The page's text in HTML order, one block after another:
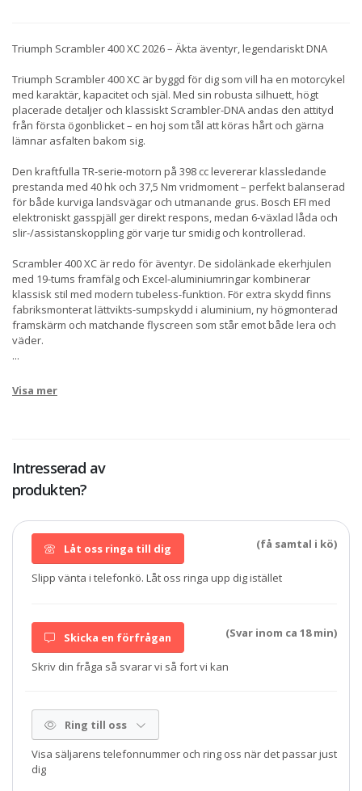
Triumph Scrambler 400 XC 2026 – Äkta äventyr, legendariskt DNA
Triumph Scrambler 400 XC är byggd för dig som vill ha en motorcykel
med karaktär, kapacitet och själ. Med sin robusta silhuett, högt
placerade detaljer och klassiskt Scrambler-DNA andas den attityd
från första ögonblicket – en hoj som tål att köras hårt och gärna
lämnar asfalten bakom sig.
Den kraftfulla TR-serie-motorn på 398 cc levererar klassledande
prestanda med 40 hk och 37,5 Nm vridmoment – perfekt balanserad
för både kurviga landsvägar och utmanande grus. Bosch EFI med
elektroniskt gasspjäll ger direkt respons, medan 6-växlad låda och
slir-/assistanskoppling gör varje tur smidig och kontrollerad.
Scrambler 400 XC är redo för äventyr. De sidolänkade ekerhjulen
med 19-tums framfälg och Excel-aluminiumringar kombinerar
klassisk stil med modern tubeless-funktion. För extra skydd finns
fabriksmonterat lättvikts-sumpskydd i aluminium, ny högmonterad
framskärm och matchande flyscreen som står emot både lera och
väder.
...
Visa mer
Intresserad av
produkten?
Låt oss ringa till dig (få samtal i kö)
Slipp vänta i telefonkö. Låt oss ringa upp dig istället
Skicka en förfrågan (Svar inom ca 18 min)
Skriv din fråga så svarar vi så fort vi kan
Ring till oss
Visa säljarens telefonnummer och ring oss när det passar just
dig